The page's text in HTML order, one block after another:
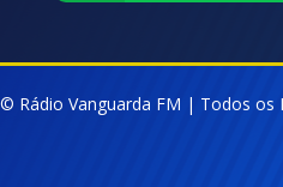
© Rádio Vanguarda FM | Todos os